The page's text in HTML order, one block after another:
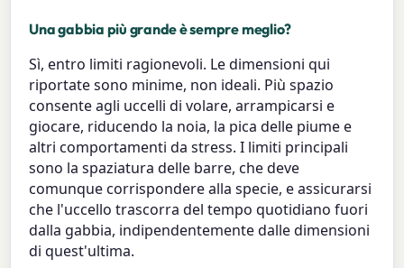
Una gabbia più grande è sempre meglio?
Sì, entro limiti ragionevoli. Le dimensioni qui
riportate sono minime, non ideali. Più spazio
consente agli uccelli di volare, arrampicarsi e
giocare, riducendo la noia, la pica delle piume e
altri comportamenti da stress. I limiti principali
sono la spaziatura delle barre, che deve
comunque corrispondere alla specie, e assicurarsi
che l'uccello trascorra del tempo quotidiano fuori
dalla gabbia, indipendentemente dalle dimensioni
di quest'ultima.